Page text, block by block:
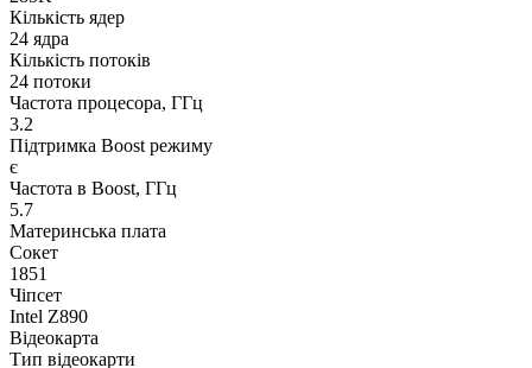
Кількість ядер
24 ядра
Кількість потоків
24 потоки
Частота процесора, ГГц
3.2
Підтримка Boost режиму
є
Частота в Boost, ГГц
5.7
Материнська плата
Сокет
1851
Чіпсет
Intel Z890
Відеокарта
Тип відеокарти